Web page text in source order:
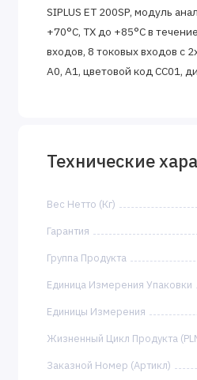
SIPLUS ET 200SP, модуль
+70°C, TX до +85°C в
входов, 8 токовых входов с
A0, A1, цветовой код CC01,
Технические
Вес Нетто (Кг)
Гарантия
Группа Продукта
Единица Измерения Упаковки
Единицы Измерения
Жизненный Цикл Продукта
Заказной Номер (Артикл)